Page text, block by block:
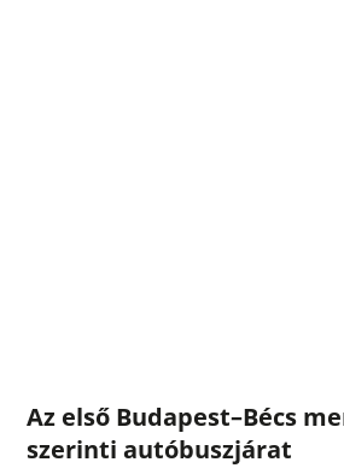
Az első Budapest–Bécs
szerinti autóbuszjárat